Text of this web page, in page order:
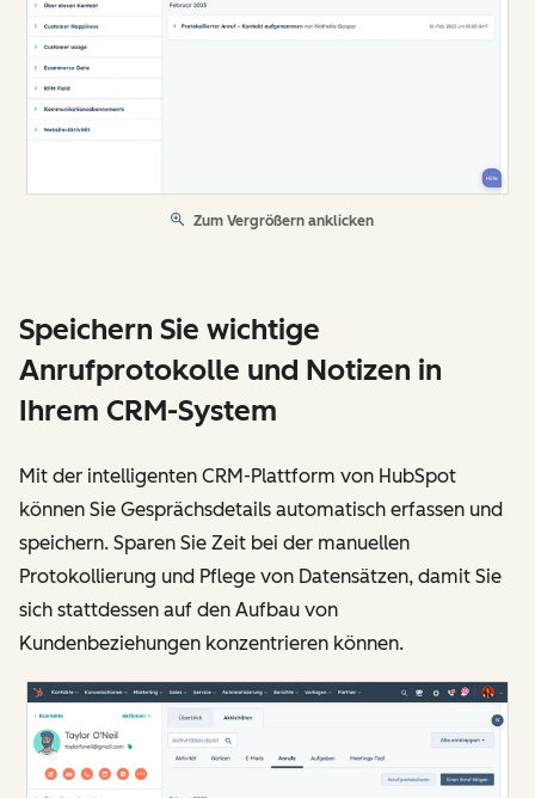
Zum Vergrößern anklicken
Speichern Sie wichtige
Anrufprotokolle und Notizen in
Ihrem CRM-System
Mit der intelligenten CRM-Plattform von HubSpot
können Sie Gesprächsdetails automatisch erfassen und
speichern. Sparen Sie Zeit bei der manuellen
Protokollierung und Pflege von Datensätzen, damit Sie
sich stattdessen auf den Aufbau von
Kundenbeziehungen konzentrieren können.